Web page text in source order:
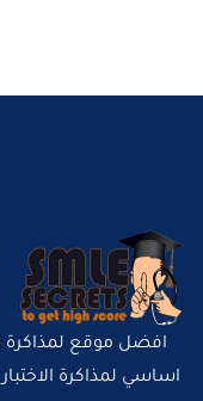
اساسي لمذاكرة